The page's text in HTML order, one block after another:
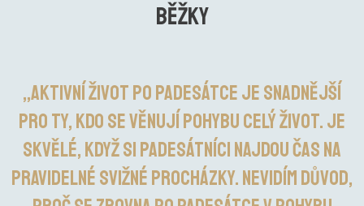
běžky
„Aktivní život po padesátce je snadnější
pro ty, kdo se věnují pohybu celý život. Je
skvělé, když si padesátníci najdou čas na
pravidelné svižné procházky. Nevidím důvod,